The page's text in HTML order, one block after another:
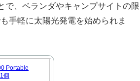
で、ベランダやキャンプサイトの限
手軽に太陽光発電を始められま
Portable
個